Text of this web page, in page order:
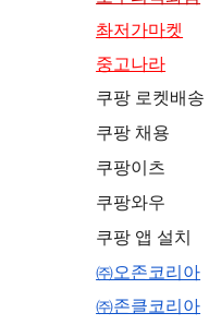
촤저가마켓
중고나라
쿠팡 로켓배송
쿠팡 채용
쿠팡이츠
쿠팡와우
쿠팡 앱 설치
㈜오존코리아
㈜존클코리아